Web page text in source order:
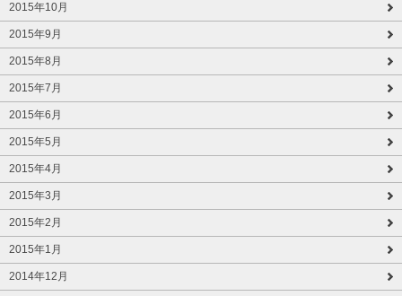
2015年10月
2015年9月
2015年8月
2015年7月
2015年6月
2015年5月
2015年4月
2015年3月
2015年2月
2015年1月
2014年12月